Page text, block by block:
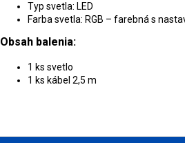
Typ svetla: LED
Farba svetla: RGB – farebná s
Obsah balenia:
1 ks svetlo
1 ks kábel 2,5 m